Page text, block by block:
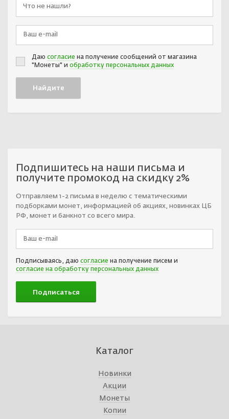
Даю согласие на получение сообщений от магазина
"Монеты" и обработку персональных данных
Подпишитесь на наши письма и
получите промокод на скидку 2%
Отправляем 1-2 письма в неделю с тематическими
подборками монет, информацией об акциях, новинках ЦБ
РФ, монет и банкнот со всего мира.
Подписываясь, даю согласие на получение писем и
согласие на обработку персональных данных
Каталог
Новинки
Акции
Монеты
Копии